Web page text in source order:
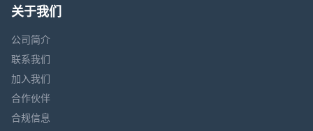
关于我们
公司简介
联系我们
加入我们
合作伙伴
合规信息